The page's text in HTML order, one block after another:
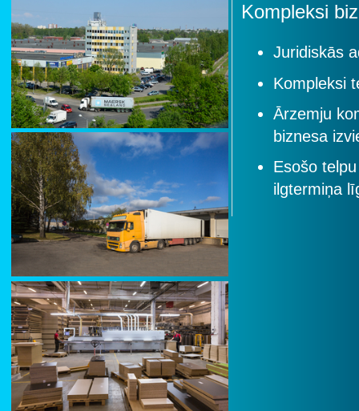
Kompleksi
Juridiskās
Kompleksi
Ārzemju
biznesa
Esošo
ilgtermiņa